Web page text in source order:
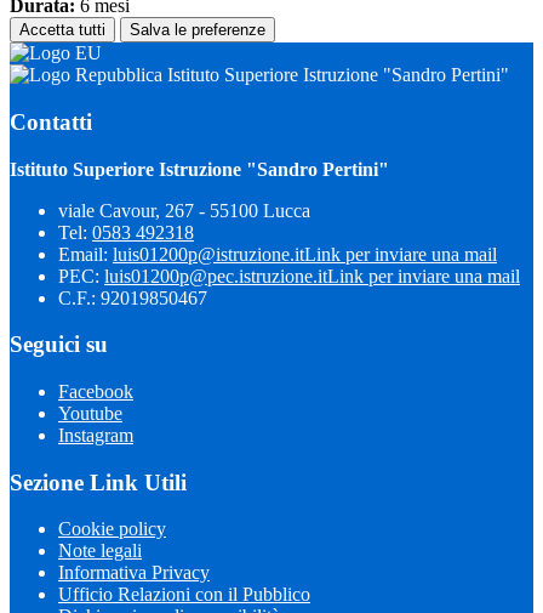
Durata: 6 mesi
Accetta tutti Salva le preferenze
Istituto Superiore Istruzione "Sandro Pertini"
Contatti
Istituto Superiore Istruzione "Sandro Pertini"
viale Cavour, 267 - 55100 Lucca
Tel: 0583 492318
Email: luis01200p@istruzione.itLink per inviare una mail
PEC: luis01200p@pec.istruzione.itLink per inviare una mail
C.F.: 92019850467
Seguici su
Facebook
Youtube
Instagram
Sezione Link Utili
Cookie policy
Note legali
Informativa Privacy
Ufficio Relazioni con il Pubblico